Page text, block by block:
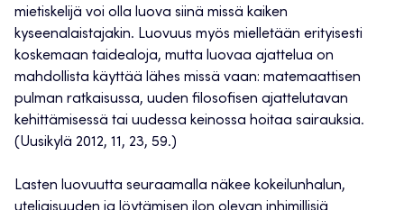
mietiskelijä voi olla luova siinä missä kaiken
kyseenalaistajakin. Luovuus myös mielletään erityisesti
koskemaan taidealoja, mutta luovaa ajattelua on
mahdollista käyttää lähes missä vaan: matemaattisen
pulman ratkaisussa, uuden filosofisen ajattelutavan
kehittämisessä tai uudessa keinossa hoitaa sairauksia.
(Uusikylä 2012, 11, 23, 59.)
Lasten luovuutta seuraamalla näkee kokeilunhalun,